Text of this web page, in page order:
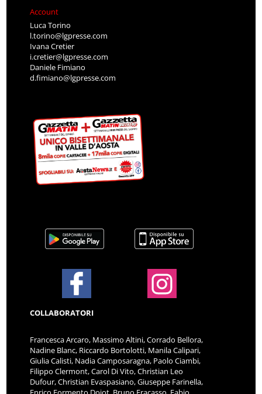
Account
Luca Torino
l.torino@lgpresse.com
Ivana Cretier
i.cretier@lgpresse.com
Daniele Fimiano
d.fimiano@lgpresse.com
COLLABORATORI
Francesca Arcaro, Massimo Altini, Corrado Bellora,
Nadine Blanc, Riccardo Bortolotti, Manila Calipari,
Giulia Calisti, Nadia Camposaragna, Paolo Ciambi,
Filippo Clermont, Carol Di Vito, Christian Leo
Dufour, Christian Evaspasiano, Giuseppe Farinella,